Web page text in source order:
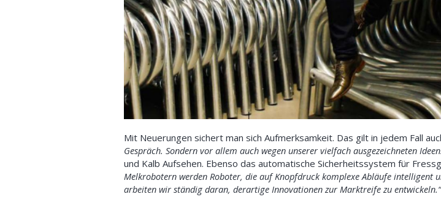
Mit Neuerungen sichert man sich Aufmerksamkeit. Das gilt in jedem Fall
Gespräch. Sondern vor allem auch wegen unserer vielfach ausgezeichneten
und Kalb Aufsehen. Ebenso das automatische Sicherheitssystem für
Melkrobotern werden Roboter, die auf Knopfdruck komplexe Abläufe
arbeiten wir ständig daran, derartige Innovationen zur Marktreife zu entwickeln.“